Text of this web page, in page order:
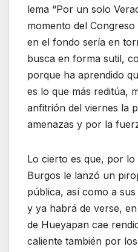
lema “Por un solo
momento del
en el fondo sería en
busca en forma sutil,
porque ha aprendido
es lo que más reditúa,
anfitrión del viernes la
amenazas y por la
Lo cierto es que, por lo
Burgos le lanzó un
pública, así como a
y ya habrá de verse,
de Hueyapan cae
caliente también por